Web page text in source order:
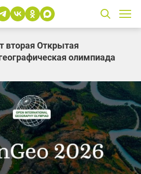
вторая Открытая
олимпиада